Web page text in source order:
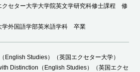
クセター大学大学院英文学研究科修士課程 修
学外国語学部英米語学科 卒業
English Studies）（英国エクセター大学）
Distinction（English Studies）（英国エクセ